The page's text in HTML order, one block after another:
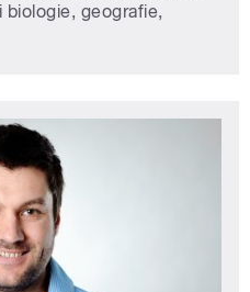
biologie, geografie,